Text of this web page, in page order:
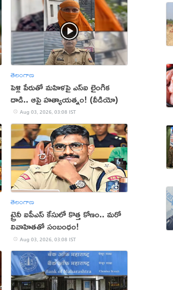
తెలంగాణ
పెళ్లి పేరుతో మహిళపై ఎస్‌ఐ లైంగిక
దాడి.. ఆపై హత్యాయత్నం! (వీడియో)
Aug 03, 2026, 03:08 IST
తెలంగాణ
ట్రైనీ ఐపీఎస్‌ కేసులో కొత్త కోణం.. మరో
వివాహితతో సంబంధం!
Aug 03, 2026, 03:08 IST